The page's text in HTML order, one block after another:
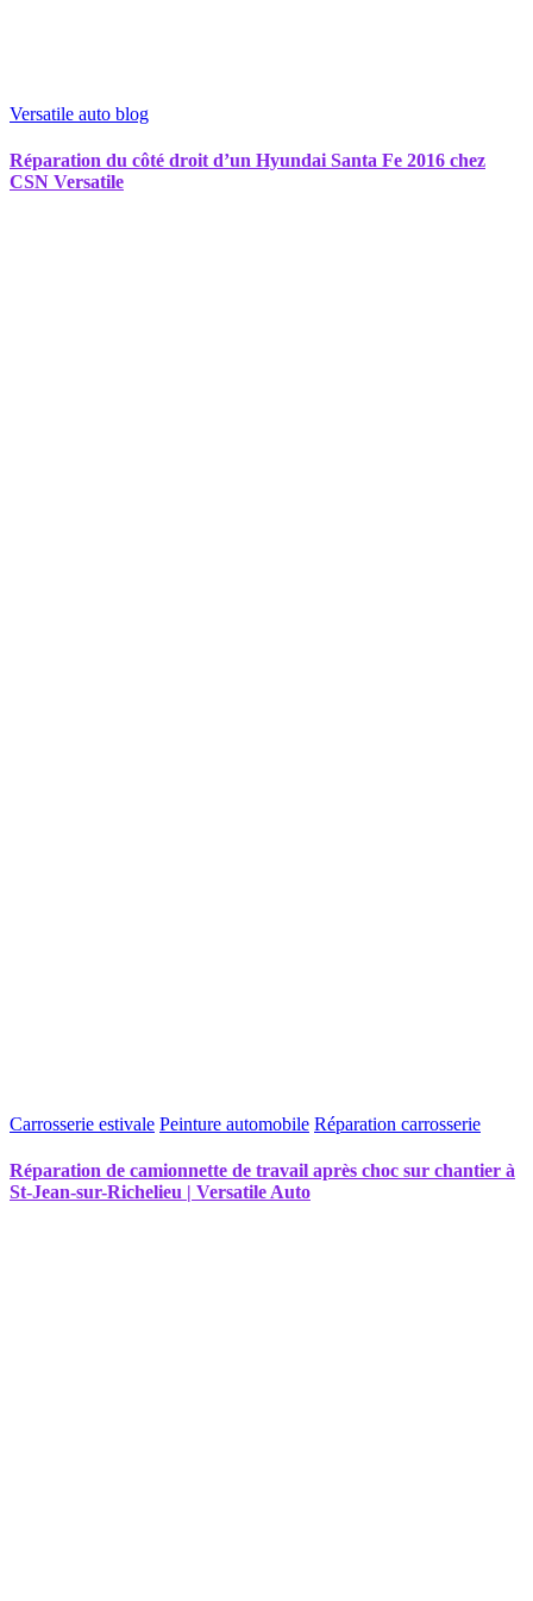
Versatile auto blog
Réparation du côté droit d’un Hyundai Santa Fe 2016 chez
CSN Versatile
Carrosserie estivale Peinture automobile Réparation carrosserie
Réparation de camionnette de travail après choc sur chantier à
St-Jean-sur-Richelieu | Versatile Auto